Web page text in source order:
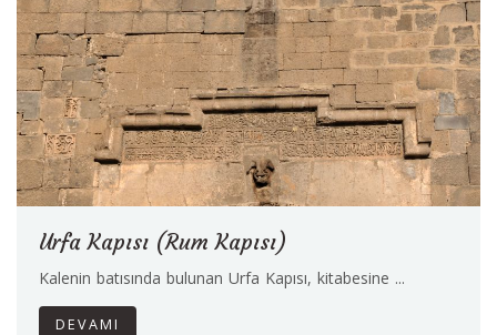
Urfa Kapısı (Rum Kapısı)
Kalenin batısında bulunan Urfa Kapısı, kitabesine ...
DEVAMI